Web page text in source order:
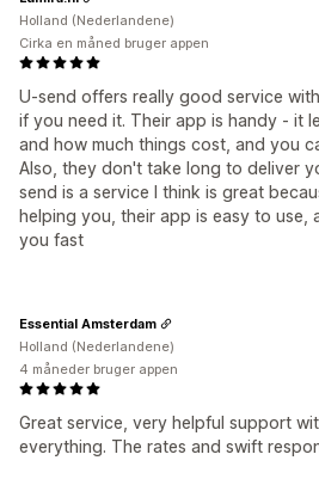
U-send offers really good service
if you need it. Their app is handy - it
and how much things cost, and you
Also, they don't take long to deliver
send is a service I think is great
helping you, their app is easy to
you fast
Holland (Nederlandene)
Cirka en måned bruger appen
Great service, very helpful support
everything. The rates and swift
Essential Amsterdam
Holland (Nederlandene)
4 måneder bruger appen